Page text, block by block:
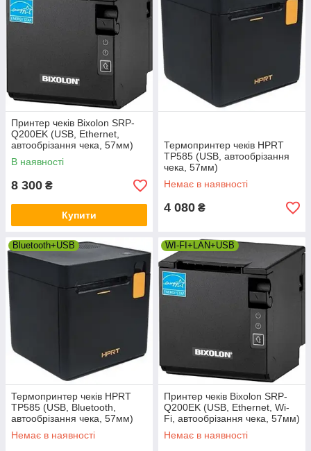
Принтер чеків Bixolon SRP-
Q200EK (USB, Ethernet,
автообрізання чека, 57мм)
В наявності
8 300 ₴
Купити
Термопринтер чеків HPRT
TP585 (USB, автообрізання
чека, 57мм)
Немає в наявності
4 080 ₴
Bluetooth+USB
Термопринтер чеків HPRT
TP585 (USB, Bluetooth,
автообрізання чека, 57мм)
Немає в наявності
WI-FI+LAN+USB
Принтер чеків Bixolon SRP-
Q200EK (USB, Ethernet, Wi-
Fi, автообрізання чека, 57мм)
Немає в наявності